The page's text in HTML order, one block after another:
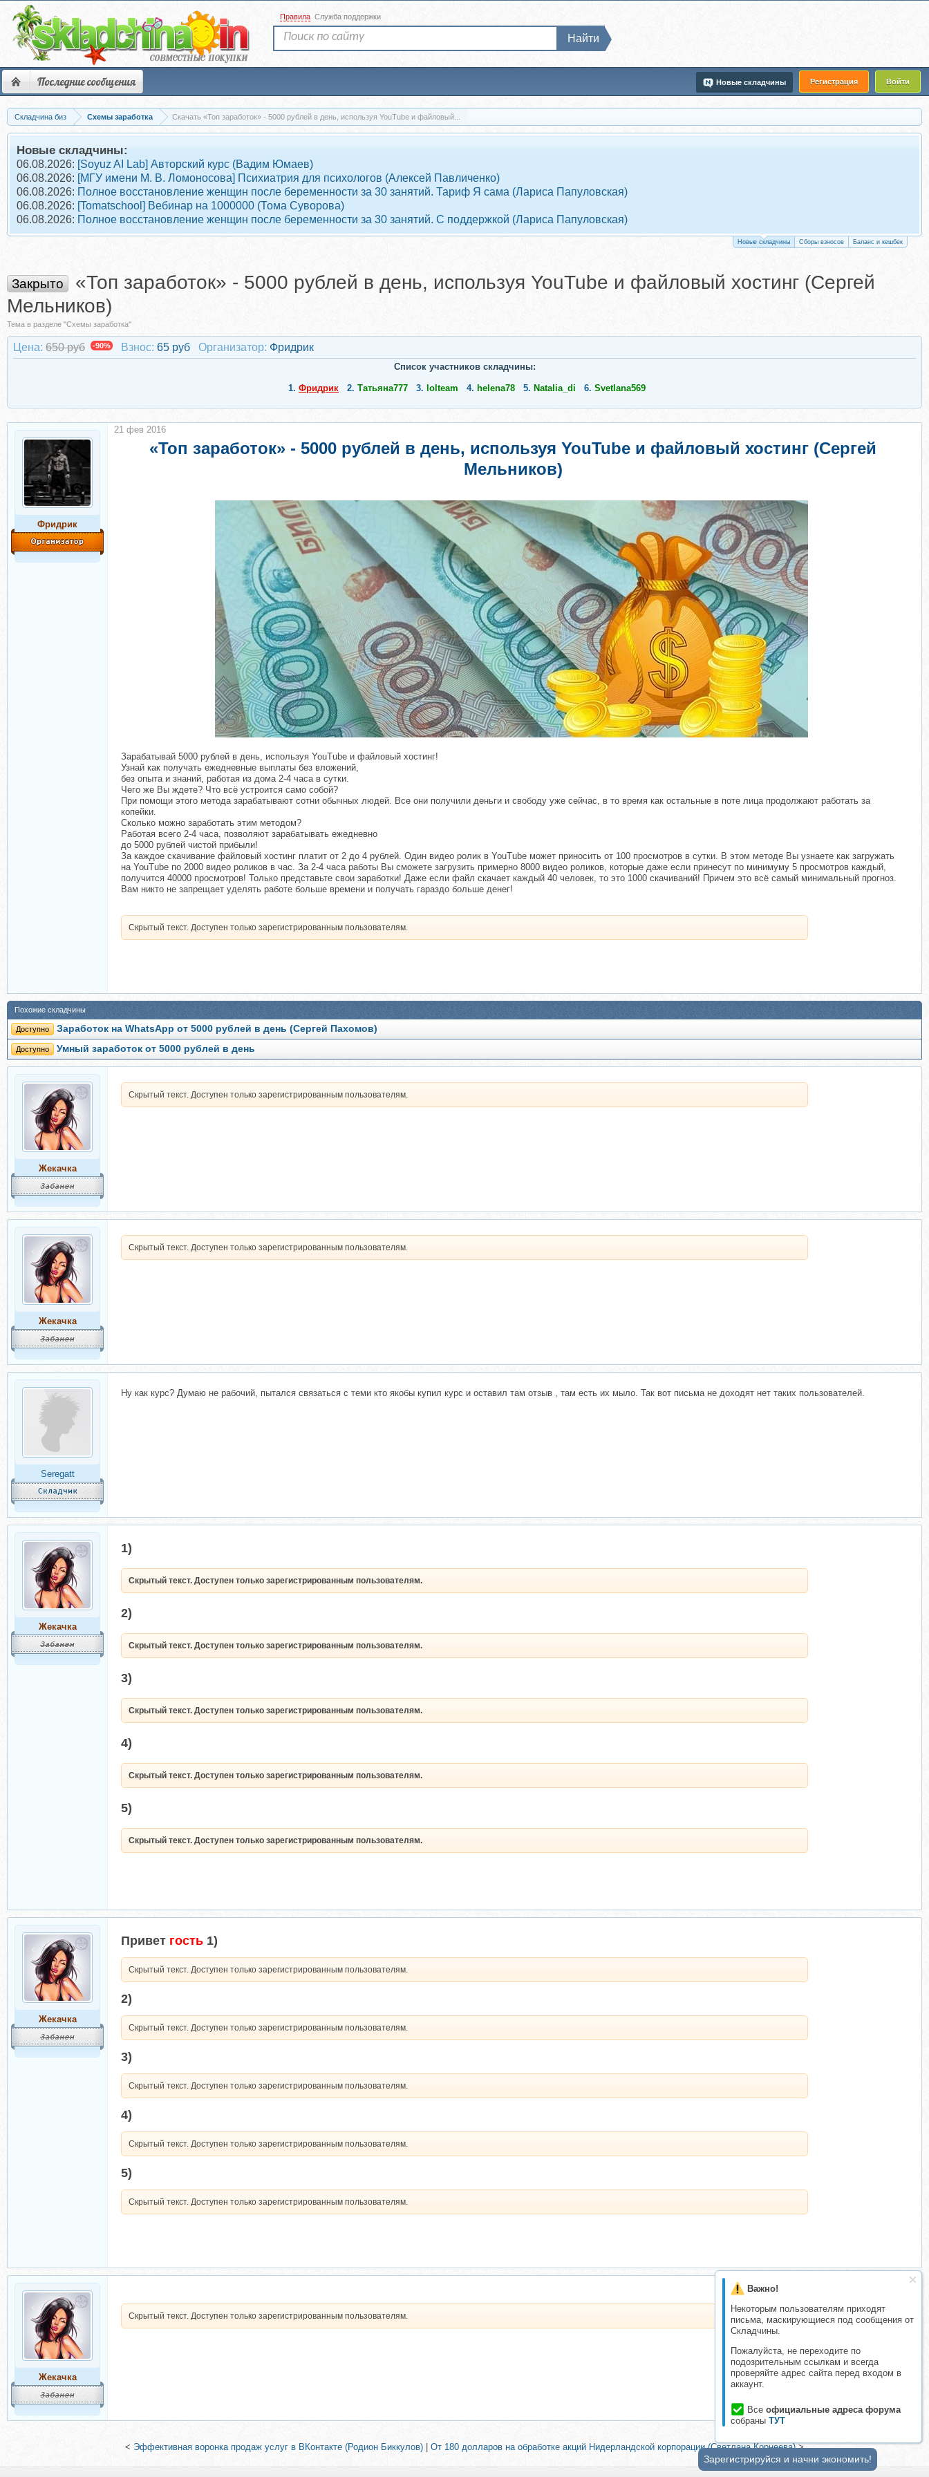
Последние сообщения Регистрация Войти
Новые складчины
Правила Служба поддержки
Найти
Складчина биз Схемы заработка Скачать «Топ заработок» - 5000 рублей в день, используя YouTube и файловый...
Новые складчины:
06.08.2026: [Soyuz AI Lab] Авторский курс (Вадим Юмаев)
06.08.2026: [МГУ имени М. В. Ломоносова] Психиатрия для психологов (Алексей Павличенко)
06.08.2026: Полное восстановление женщин после беременности за 30 занятий. Тариф Я сама (Лариса Папуловская)
06.08.2026: [Tomatschool] Вебинар на 1000000 (Тома Суворова)
06.08.2026: Полное восстановление женщин после беременности за 30 занятий. С поддержкой (Лариса Папуловская)
Новые складчины Сборы взносов Баланс и кешбек
Важно!
Некоторым пользователям приходят
письма, маскирующиеся под сообщения от
Складчины.
Пожалуйста, не переходите по
подозрительным ссылкам и всегда
проверяйте адрес сайта перед входом в
аккаунт.
Все официальные адреса форума
собраны ТУТ
Закрыто
«Топ заработок» - 5000 рублей в день, используя YouTube и файловый хостинг (Сергей
Мельников)
Тема в разделе "Схемы заработка"
Цена: 650 руб -90% Взнос: 65 руб Организатор: Фридрик
Список участников складчины:
1. Фридрик 2. Татьяна777 3. lolteam 4. helena78 5. Natalia_di 6. Svetlana569
Фридрик
«Топ заработок» - 5000 рублей в день, используя YouTube и файловый хостинг (Сергей
Мельников)
Зарабатывай 5000 рублей в день, используя YouTube и файловый хостинг!
Узнай как получать ежедневные выплаты без вложений,
без опыта и знаний, работая из дома 2-4 часа в сутки.
Чего же Вы ждете? Что всё устроится само собой?
При помощи этого метода зарабатывают сотни обычных людей. Все они получили деньги и свободу уже сейчас, в то время как остальные в поте лица продолжают работать за
копейки.
Сколько можно заработать этим методом?
Работая всего 2-4 часа, позволяют зарабатывать ежедневно
до 5000 рублей чистой прибыли!
За каждое скачивание файловый хостинг платит от 2 до 4 рублей. Один видео ролик в YouTube может приносить от 100 просмотров в сутки. В этом методе Вы узнаете как загружать
на YouTube по 2000 видео роликов в час. За 2-4 часа работы Вы сможете загрузить примерно 8000 видео роликов, которые даже если принесут по минимуму 5 просмотров каждый,
получится 40000 просмотров! Только представьте свои заработки! Даже если файл скачает каждый 40 человек, то это 1000 скачиваний! Причем это всё самый минимальный прогноз.
Вам никто не запрещает уделять работе больше времени и получать гараздо больше денег!
Скрытый текст. Доступен только зарегистрированным пользователям.
21 фев 2016
Похожие складчины
Доступно Заработок на WhatsApp от 5000 рублей в день (Сергей Пахомов)
Доступно Умный заработок от 5000 рублей в день
Жекачка
Скрытый текст. Доступен только зарегистрированным пользователям.
Жекачка
Скрытый текст. Доступен только зарегистрированным пользователям.
Seregatt
Ну как курс? Думаю не рабочий, пытался связаться с теми кто якобы купил курс и оставил там отзыв , там есть их мыло. Так вот письма не доходят нет таких пользователей.
Жекачка
1)
Скрытый текст. Доступен только зарегистрированным пользователям.
2)
Скрытый текст. Доступен только зарегистрированным пользователям.
3)
Скрытый текст. Доступен только зарегистрированным пользователям.
4)
Скрытый текст. Доступен только зарегистрированным пользователям.
5)
Скрытый текст. Доступен только зарегистрированным пользователям.
Жекачка
Привет гость 1)
Скрытый текст. Доступен только зарегистрированным пользователям.
2)
Скрытый текст. Доступен только зарегистрированным пользователям.
3)
Скрытый текст. Доступен только зарегистрированным пользователям.
4)
Скрытый текст. Доступен только зарегистрированным пользователям.
5)
Скрытый текст. Доступен только зарегистрированным пользователям.
Жекачка
Скрытый текст. Доступен только зарегистрированным пользователям.
< Эффективная воронка продаж услуг в ВКонтакте (Родион Биккулов) От 180 долларов на обработке акций Нидерландской корпорации (Светлана Корнеева)>
Зарегистрируйся и начни экономить!